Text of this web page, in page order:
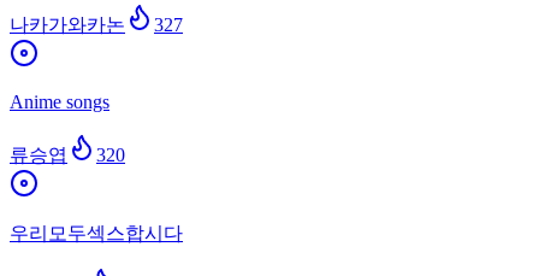
나카가와카논 327
Anime songs
류승엽 320
우리모두섹스합시다